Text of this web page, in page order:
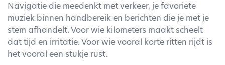
Navigatie die meedenkt met verkeer, je favoriete
muziek binnen handbereik en berichten die je met je
stem afhandelt. Voor wie kilometers maakt scheelt
dat tijd en irritatie. Voor wie vooral korte ritten rijdt is
het vooral een stukje rust.